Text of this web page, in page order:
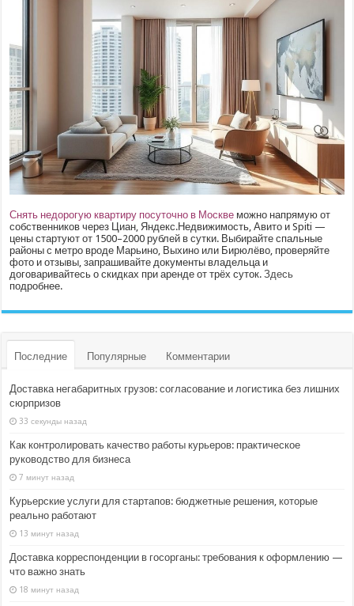
Снять недорогую квартиру посуточно в Москве можно напрямую от
собственников через Циан, Яндекс.Недвижимость, Авито и Spiti —
цены стартуют от 1500–2000 рублей в сутки. Выбирайте спальные
районы с метро вроде Марьино, Выхино или Бирюлёво, проверяйте
фото и отзывы, запрашивайте документы владельца и
договаривайтесь о скидках при аренде от трёх суток.Здесь
подробнее.
Последние Популярные Комментарии
Доставка негабаритных грузов: согласование и логистика без лишних
сюрпризов
33 секунды назад
Как контролировать качество работы курьеров: практическое
руководство для бизнеса
7 минут назад
Курьерские услуги для стартапов: бюджетные решения, которые
реально работают
13 минут назад
Доставка корреспонденции в госорганы: требования к оформлению —
что важно знать
18 минут назад